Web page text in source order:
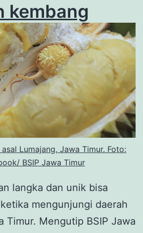
kembang
Lumajang, Jawa Timur. Foto:
BSIP Jawa Timur
langka dan unik bisa
mengunjungi daerah
Timur. Mengutip BSIP Jawa